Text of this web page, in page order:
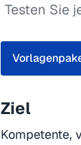
Testen Sie
Ziel
Kompetente,